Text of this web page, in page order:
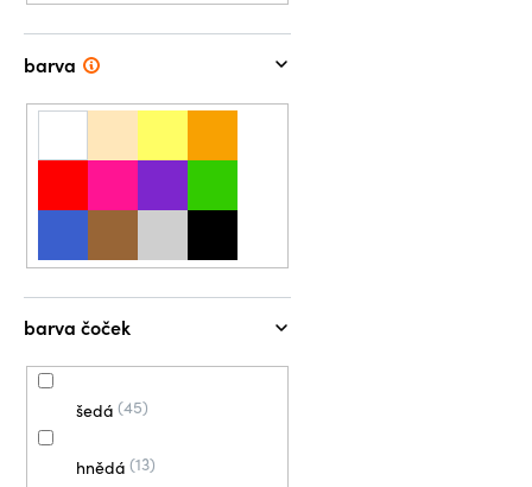
barva
barva čoček
šedá 45
hnědá 13